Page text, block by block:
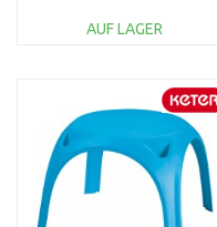
AUF LAGER
WARENKORB